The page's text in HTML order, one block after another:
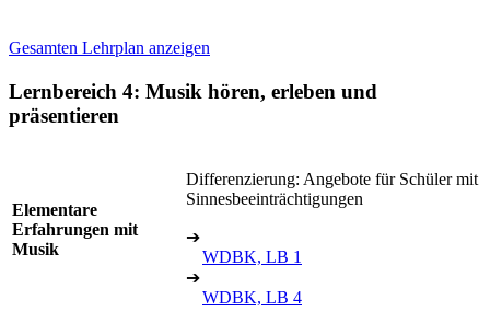
Gesamten Lehrplan anzeigen
Lernbereich 4: Musik hören, erleben und
präsentieren
Elementare
Erfahrungen mit
Musik
Differenzierung: Angebote für Schüler mit
Sinnesbeeinträchtigungen
➔
WDBK, LB 1
➔
WDBK, LB 4